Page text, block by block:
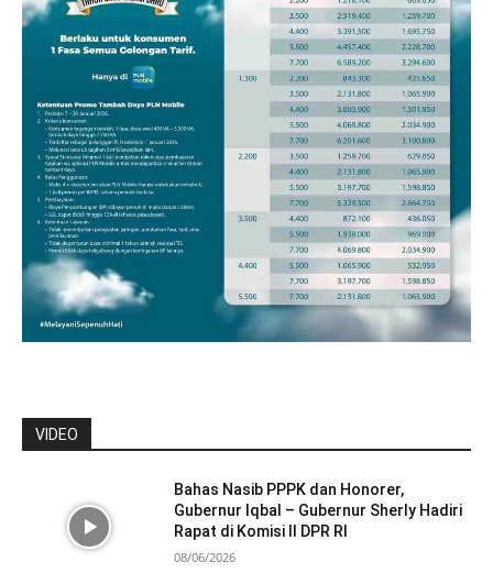
VIDEO
Bahas Nasib PPPK dan Honorer,
Gubernur Iqbal – Gubernur Sherly Hadiri
Rapat di Komisi II DPR RI
08/06/2026